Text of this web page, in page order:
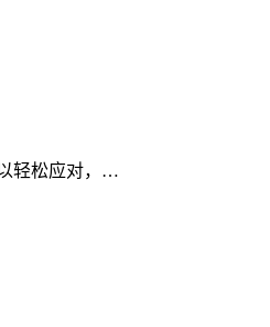
轻松应对，…